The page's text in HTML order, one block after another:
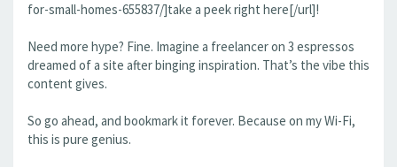
for-small-homes-655837/]take a peek right here[/url]!
Need more hype? Fine. Imagine a freelancer on 3 espressos
dreamed of a site after binging inspiration. That’s the vibe this
content gives.
So go ahead, and bookmark it forever. Because on my Wi-Fi,
this is pure genius.